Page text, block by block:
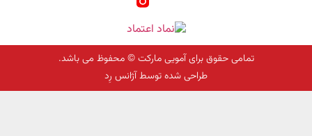
تمامی حقوق برای آمویی مارکت © محفوظ می باشد.
طراحی شده توسط آژانس رِد